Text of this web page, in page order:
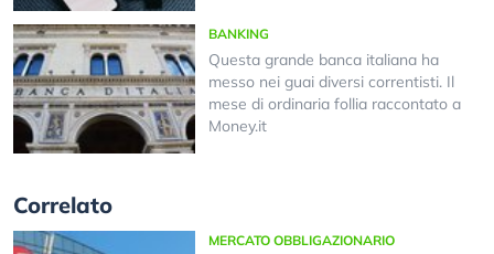
BANKING
Questa grande banca italiana ha
messo nei guai diversi correntisti. Il
mese di ordinaria follia raccontato a
Money.it
Correlato
MERCATO OBBLIGAZIONARIO